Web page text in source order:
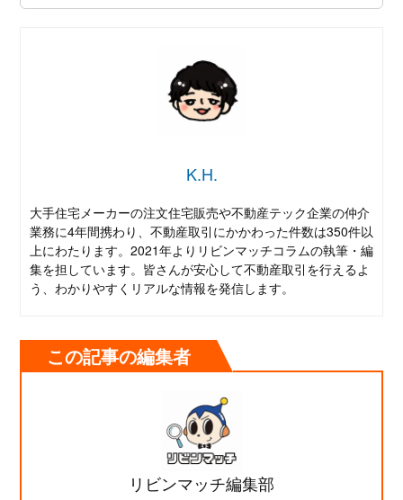
K.H.
大手住宅メーカーの注文住宅販売や不動産テック企業の仲介
業務に4年間携わり、不動産取引にかかわった件数は350件以
上にわたります。2021年よりリビンマッチコラムの執筆・編
集を担しています。皆さんが安心して不動産取引を行えるよ
う、わかりやすくリアルな情報を発信します。
この記事の編集者
リビンマッチ編集部